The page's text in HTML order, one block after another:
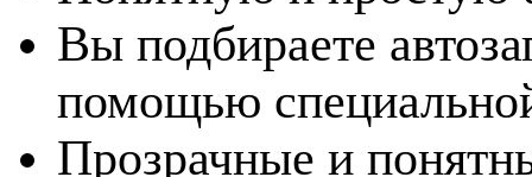
Вы подбираете
помощью
Прозрачные и